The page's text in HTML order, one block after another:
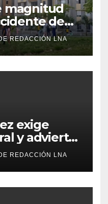
magnitud
de
daños
REDACCIÓN LNA
exige
y advierte:
calle no
REDACCIÓN LNA